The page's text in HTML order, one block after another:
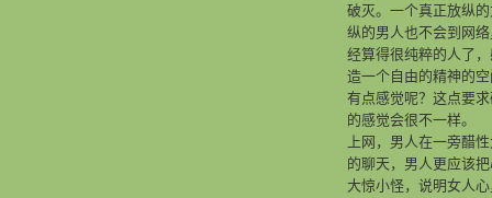
破灭。一个真正放纵
纵的男人也不会到网
经算得很纯粹的人了
造一个自由的精神的
有点感觉呢？这点要
的感觉会很不一样。
上网，男人在一旁醋
的聊天，男人更应该
大惊小怪，说明女人